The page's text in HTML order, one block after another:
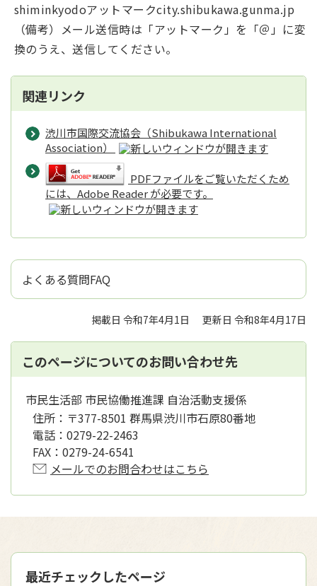
shiminkyodoアットマークcity.shibukawa.gunma.jp
​（備考）メール送信時は「アットマーク」を「＠」に変
換のうえ、送信してください。
関連リンク
渋川市国際交流協会（Shibukawa International
Association）
PDFファイルをご覧いただくため
には、Adobe Reader が必要です。
よくある質問FAQ
掲載日 令和7年4月1日 更新日 令和8年4月17日
このページについてのお問い合わせ先
市民生活部 市民協働推進課 自治活動支援係
住所： 〒377-8501 群馬県渋川市石原80番地
電話： 0279-22-2463
FAX： 0279-24-6541
メールでのお問合わせはこちら
最近チェックしたページ